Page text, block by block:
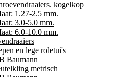
kogelkop
1.27-2.5 mm.
3.0-5.0 mm.
6.0-10.0 mm.
en lege roletui's
Baumann
metrisch